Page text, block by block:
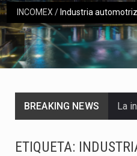
INCOMEX/ Industria automotriz
BREAKING NEWS
ETIQUETA: